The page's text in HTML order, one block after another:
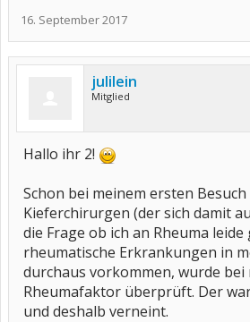
16. September 2017
julilein
Mitglied
Hallo ihr 2!
Schon bei meinem ersten
Kieferchirurgen (der sich damit
die Frage ob ich an Rheuma leide
rheumatische Erkrankungen in
durchaus vorkommen, wurde bei
Rheumafaktor überprüft. Der
und deshalb verneint.